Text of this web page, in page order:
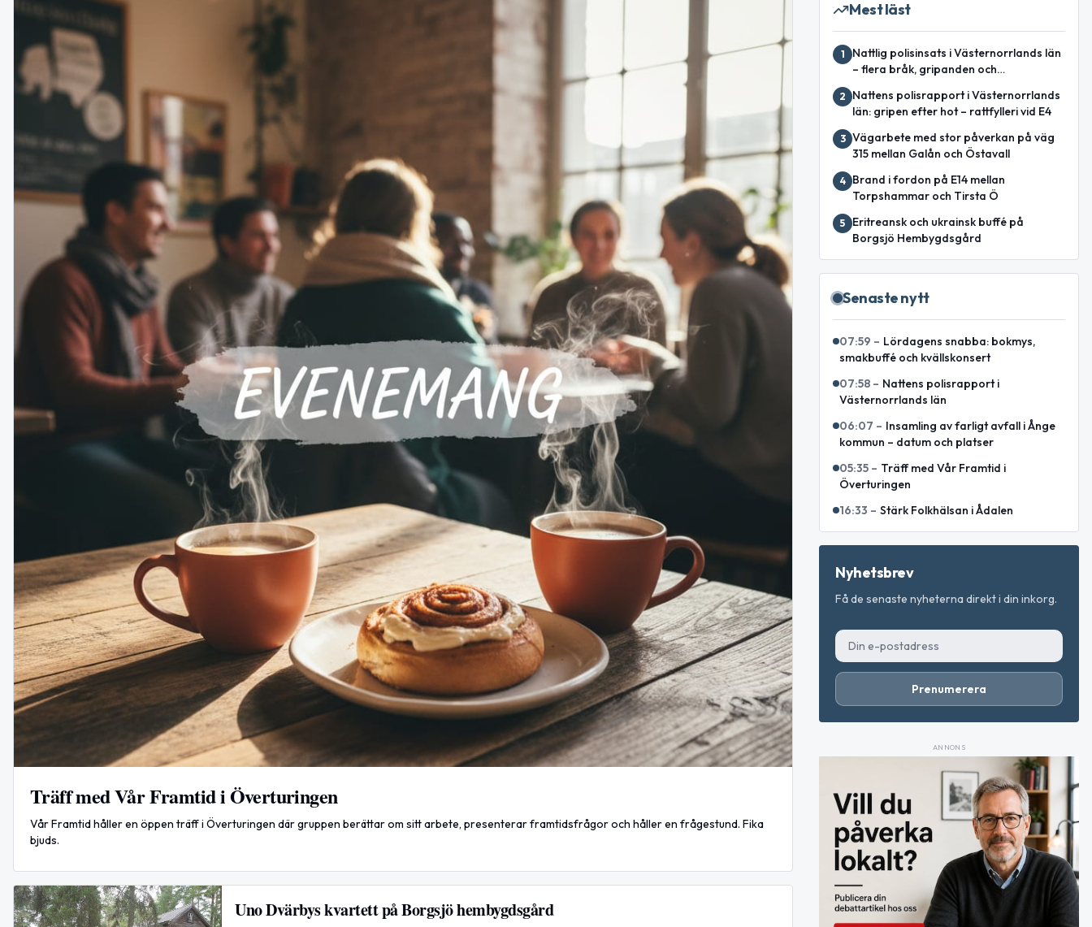
Träff med Vår Framtid i Överturingen
Vår Framtid håller en öppen träff i Överturingen där gruppen berättar om sitt arbete, presenterar framtidsfrågor och håller en frågestund. Fika
bjuds.
Uno Dvärbys kvartett på Borgsjö hembygdsgård
Mest läst
1
Nattlig polisinsats i Västernorrlands län
– flera bråk, gripanden och
2
Nattens polisrapport i Västernorrlands
län: gripen efter hot – rattfylleri vid E4
3 Vägarbete med stor påverkan på väg
315 mellan Galån och Östavall
4
Brand i fordon på E14 mellan
Torpshammar och Tirsta Ö
5
Eritreansk och ukrainsk buffé på
Borgsjö Hembygdsgård
Senaste nytt
07:59 – Lördagens snabba: bokmys,
smakbuffé och kvällskonsert
07:58 – Nattens polisrapport i
Västernorrlands län
06:07 – Insamling av farligt avfall i Ånge
kommun – datum och platser
05:35 – Träff med Vår Framtid i
Överturingen
16:33 – Stärk Folkhälsan i Ådalen
Nyhetsbrev
Få de senaste nyheterna direkt i din inkorg.
Prenumerera
ANNONS